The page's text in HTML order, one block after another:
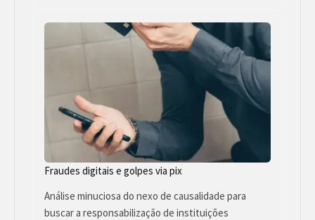
Fraudes digitais e golpes via pix
Análise minuciosa do nexo de causalidade para
buscar a responsabilização de instituições